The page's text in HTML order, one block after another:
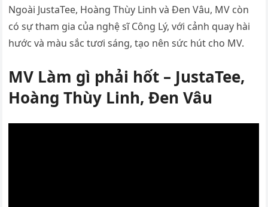
Ngoài JustaTee, Hoàng Thùy Linh và Đen Vâu, MV còn
có sự tham gia của nghệ sĩ Công Lý, với cảnh quay hài
hước và màu sắc tươi sáng, tạo nên sức hút cho MV.
MV Làm gì phải hốt – JustaTee,
Hoàng Thùy Linh, Đen Vâu